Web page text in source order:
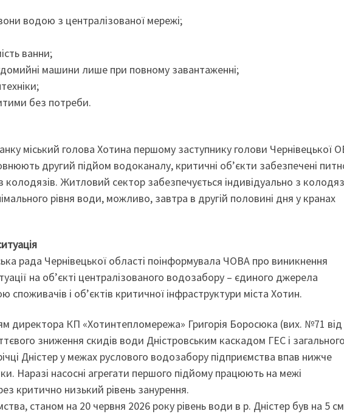
водою з централізованої мережі;
ванни;
машини лише при повному завантаженні;
без потреби.
міський голова Хотина першому заступнику голови Чернівецької
другий підйом водоканалу, критичні об’єкти забезпечені
колодязів. Житловий сектор забезпечується індивідуально з
рівня води, можливо, завтра в другій половині дня у кранах
рада Чернівецької області поінформувала ЧОВА про виникнення
на об’єкті централізованого водозабору – єдиного джерела
і об’єктів критичної інфраструктури міста Хотин.
директора КП «Хотинтепломережа» Григорія Боросюка (вих. №71 від
зниження скидів води Дністровським каскадом ГЕС і загального
Дністер у межах руслового водозабору підприємства впав нижче
Наразі насосні агрегати першого підйому працюють на межі
критично низький рівень занурення.
станом на 20 червня 2026 року рівень води в р. Дністер був на 5 см